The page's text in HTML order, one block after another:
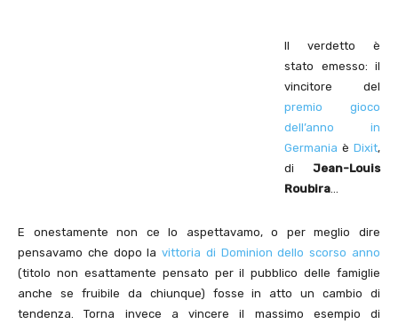
Il verdetto è
stato emesso: il
vincitore del
premio gioco
dell’anno in
Germania è Dixit,
di Jean-Louis
Roubira…
E onestamente non ce lo aspettavamo, o per meglio dire
pensavamo che dopo lavittoria di Dominion dello scorso anno
(titolo non esattamente pensato per il pubblico delle famiglie
anche se fruibile da chiunque) fosse in atto un cambio di
tendenza. Torna invece a vincere il massimo esempio di